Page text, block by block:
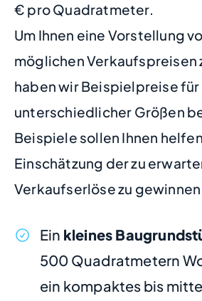
€ pro Quadratmeter.
Um Ihnen eine Vorstellung
möglichen Verkaufspreisen
haben wir Beispielpreise
unterschiedlicher Größen
Beispiele sollen Ihnen
Einschätzung der zu
Verkaufserlöse zu
Ein kleines
500 Quadratmetern
ein kompaktes bis